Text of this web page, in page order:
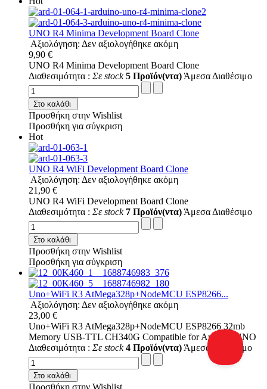
UNO R4 Minima Development Board Clone
Αξιολόγηση: Δεν αξιολογήθηκε ακόμη
9,90 €
UNO R4 Minima Development Board Clone
Διαθεσιμότητα : Σε stock 5 Προϊόν(ντα) Άμεσα Διαθέσιμο
Στο καλάθι
Προσθήκη στην Wishlist
Προσθήκη για σύγκριση
Hot
UNO R4 WiFi Development Board Clone
Αξιολόγηση: Δεν αξιολογήθηκε ακόμη
21,90 €
UNO R4 WiFi Development Board Clone
Διαθεσιμότητα : Σε stock 7 Προϊόν(ντα) Άμεσα Διαθέσιμο
Στο καλάθι
Προσθήκη στην Wishlist
Προσθήκη για σύγκριση
Uno+WiFi R3 AtMega328p+NodeMCU ESP8266...
Αξιολόγηση: Δεν αξιολογήθηκε ακόμη
23,00 €
Uno+WiFi R3 AtMega328p+NodeMCU ESP8266 32mb
Memory USB-TTL CH340G Compatible for Arduino UNO
Διαθεσιμότητα : Σε stock 4 Προϊόν(ντα) Άμεσα Διαθέσιμο
Στο καλάθι
Προσθήκη στην Wishlist